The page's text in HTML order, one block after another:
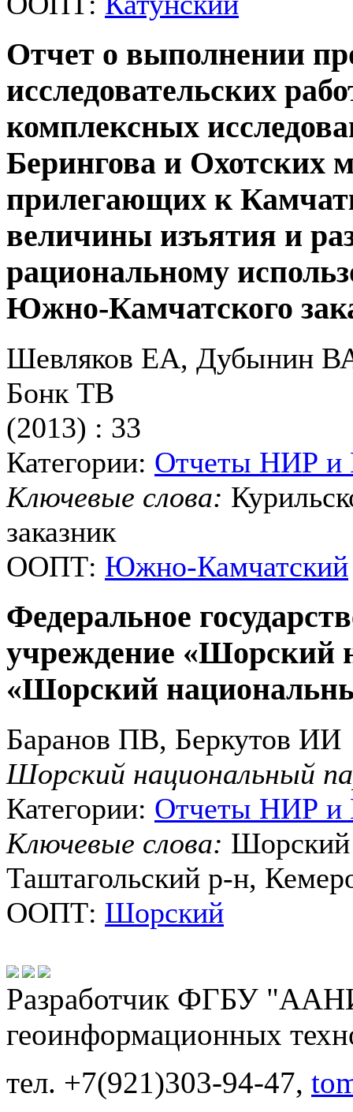
Отчет о выполнении
исследовательских
комплексных
Берингова и Охотских
прилегающих к
величины изъятия и
рациональному
Южно-Камчатского
Шевляков ЕА, Дубынин
Бонк ТВ
(2013) : 33
Категории: Отчеты НИР
Ключевые слова:
заказник
ООПТ: Южно-Камчатский
Федеральное
учреждение
«Шорский
Баранов ПВ, Беркутов ИИ
Шорский национальный
Категории: Отчеты НИР
Ключевые слова: Шорский
Таштагольский р-н,
ООПТ: Шорский
Разработчик ФГБУ
геоинформационных
тел. +7(921)303-94-47,